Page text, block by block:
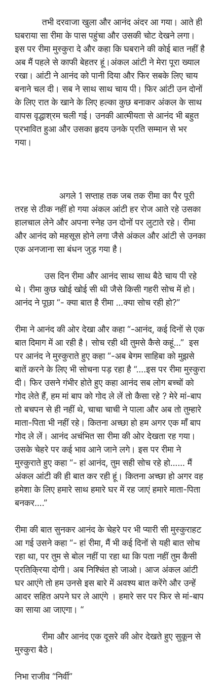
तभी दरवाजा खुला और आनंद अंदर आ गया। आते ही
घबराया सा रीमा के पास पहुंचा और उसकी चोट देखने लगा।
इस पर रीमा मुस्कुरा दे और कहा कि घबराने की कोई बात नहीं है
अब मैं पहले से काफी बेहतर हूं।अंकल आंटी ने मेरा पूरा ख्याल
रखा। आंटी ने आनंद को पानी दिया और फिर सबके लिए चाय
बनाने चल दी। सब ने साथ साथ चाय पी। फिर आंटी उन दोनों
के लिए रात के खाने के लिए हल्का कुछ बनाकर अंकल के साथ
वापस वृद्धाश्रम चली गई। उनकी आत्मीयता से आनंद भी बहुत
प्रभावित हुआ और उसका हृदय उनके प्रति सम्मान से भर
गया।
अगले 1 सप्ताह तक जब तक रीमा का पैर पूरी
तरह से ठीक नहीं हो गया अंकल आंटी हर रोज आते रहे उसका
हालचाल लेने और अपना स्नेह उन दोनों पर लुटाते रहे। रीमा
और आनंद को महसूस होने लगा जैसे अंकल और आंटी से उनका
एक अनजाना सा बंधन जुड़ गया है।
उस दिन रीमा और आनंद साथ साथ बैठे चाय पी रहे
थे। रीमा कुछ खोई खोई सी थी जैसे किसी गहरी सोच में हो।
आनंद ने पूछा “- क्या बात है रीमा …क्या सोच रही हो?”
रीमा ने आनंद की ओर देखा और कहा “-आनंद, कई दिनों से एक
बात दिमाग में आ रही है। सोच रही थी तुमसे कैसे कहूं…” इस
पर आनंद ने मुस्कुराते हुए कहा “-अब बेगम साहिबा को मुझसे
बातें करने के लिए भी सोचना पड़ रहा है “….इस पर रीमा मुस्कुरा
दी। फिर उसने गंभीर होते हुए कहा आनंद सब लोग बच्चों को
गोद लेते हैं, हम मां बाप को गोद ले लें तो कैसा रहे ? मेरे मां-बाप
तो बचपन से ही नहीं थे, चाचा चाची ने पाला और अब तो तुम्हारे
माता-पिता भी नहीं रहे। कितना अच्छा हो हम अगर एक माँ बाप
गोद ले लें। आनंद अचंभित सा रीमा की ओर देखता रह गया।
उसके चेहरे पर कई भाव आने जाने लगे। इस पर रीमा ने
मुस्कुराते हुए कहा “- हां आनंद, तुम सही सोच रहे हो…… मैं
अंकल आंटी की ही बात कर रही हूं। कितना अच्छा हो अगर वह
हमेशा के लिए हमारे साथ हमारे घर में रह जाएं हमारे माता-पिता
बनकर….”
रीमा की बात सुनकर आनंद के चेहरे पर भी प्यारी सी मुस्कुराहट
आ गई उसने कहा “- हां रीमा, मैं भी कई दिनों से यही बात सोच
रहा था, पर तुम से बोल नहीं पा रहा था कि पता नहीं तुम कैसी
प्रतिक्रिया दोगी। अब निश्चिंत हो जाओ। आज अंकल आंटी
घर आएंगे तो हम उनसे इस बारे में अवश्य बात करेंगे और उन्हें
आदर सहित अपने घर ले आएंगे । हमारे सर पर फिर से मां-बाप
का साया आ जाएगा। “
रीमा और आनंद एक दूसरे की ओर देखते हुए सुकून से
मुस्कुरा बैठे।
निभा राजीव “निर्वी”